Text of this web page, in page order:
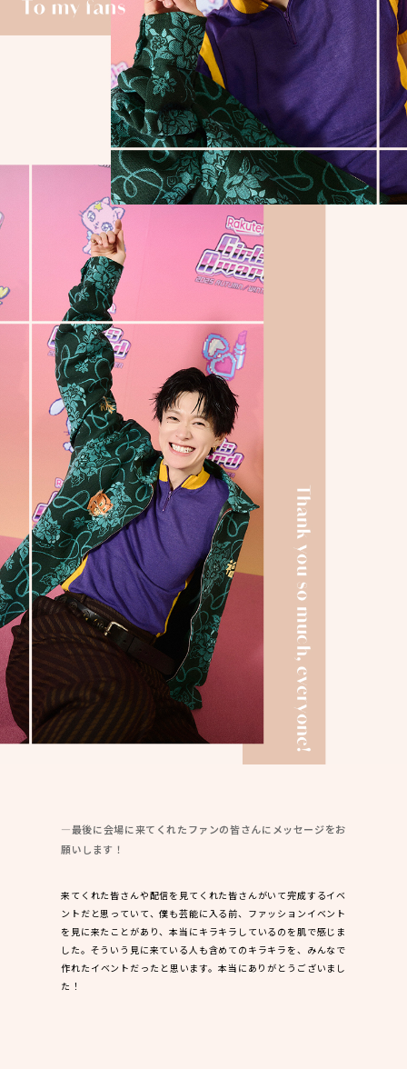
―最後に会場に来てくれたファンの皆さんにメッセージをお
願いします！
来てくれた皆さんや配信を見てくれた皆さんがいて完成するイベ
ントだと思っていて、僕も芸能に入る前、ファッションイベント
を見に来たことがあり、本当にキラキラしているのを肌で感じま
した。そういう見に来ている人も含めてのキラキラを、みんなで
作れたイベントだったと思います。本当にありがとうございまし
た！